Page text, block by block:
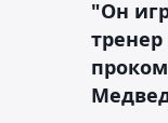
"Он
тренер